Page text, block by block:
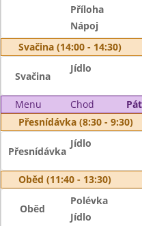
Příloha
Nápoj
Svačina (14:00 - 14:30)
Svačina
Jídlo
Menu Chod
Přesnídávka (8:30 - 9:30)
Přesnídávka
Jídlo
Oběd (11:40 - 13:30)
Oběd
Polévka
Jídlo